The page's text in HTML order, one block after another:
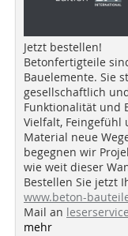
Jetzt bestellen!
Betonfertigteile
Bauelemente. Sie
gesellschaftlich
Funktionalität und
Vielfalt,
Material neue
begegnen wir
wie weit dieser
Bestellen Sie jetzt
www.beton-
Mail an
mehr